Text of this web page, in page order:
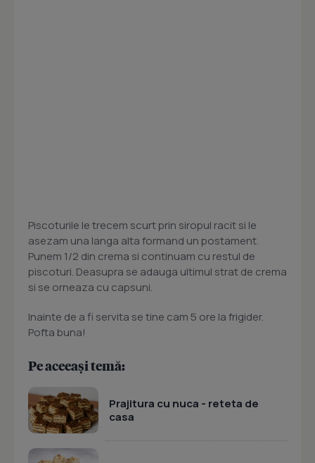
Piscoturile le trecem scurt prin siropul racit si le
asezam una langa alta formand un postament.
Punem 1/2 din crema si continuam cu restul de
piscoturi. Deasupra se adauga ultimul strat de crema
si se orneaza cu capsuni.
Inainte de a fi servita se tine cam 5 ore la frigider.
Pofta buna!
Pe aceeași temă:
Prajitura cu nuca - reteta de
casa